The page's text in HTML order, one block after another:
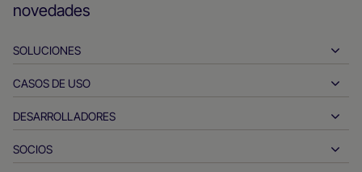
novedades
SOLUCIONES
Pay-ins
Pay-outs
CASOS DE USO
Hostelería
Automóvil
DESARROLLADORES
Herramientas para desarrolladores
SOCIOS